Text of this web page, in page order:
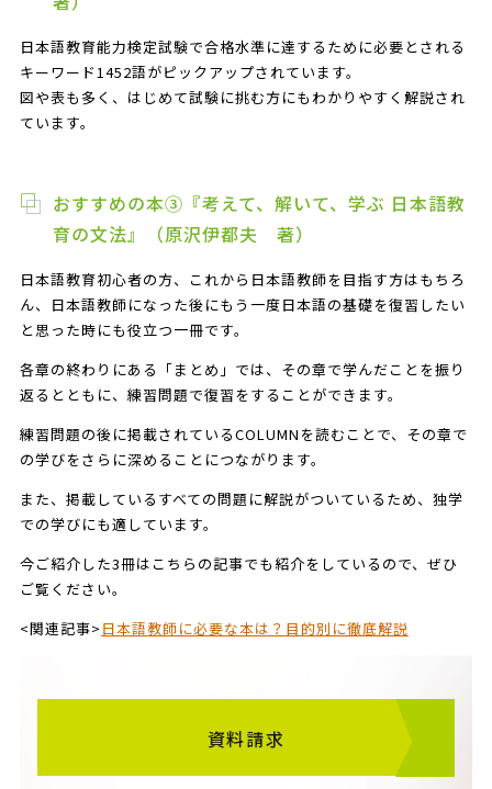
日本語教育能力検定試験で合格水準に達するために必要とされる
キーワード1452語がピックアップされています。
図や表も多く、はじめて試験に挑む方にもわかりやすく解説され
ています。
おすすめの本③『考えて、解いて、学ぶ 日本語教
育の文法』（原沢伊都夫 著）
日本語教育初心者の方、これから日本語教師を目指す方はもちろ
ん、日本語教師になった後にもう一度日本語の基礎を復習したい
と思った時にも役立つ一冊です。
各章の終わりにある「まとめ」では、その章で学んだことを振り
返るとともに、練習問題で復習をすることができます。
練習問題の後に掲載されているCOLUMNを読むことで、その章で
の学びをさらに深めることにつながります。
また、掲載しているすべての問題に解説がついているため、独学
での学びにも適しています。
今ご紹介した3冊はこちらの記事でも紹介をしているので、ぜひ
ご覧ください。
<関連記事> 日本語教師に必要な本は？目的別に徹底解説
資料請求